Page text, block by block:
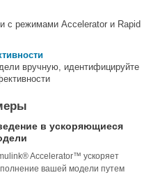
с режимами Accelerator и Rapid
вручную, идентифицируйте
в ускоряющиеся
Accelerator™ ускоряет
вашей модели путем